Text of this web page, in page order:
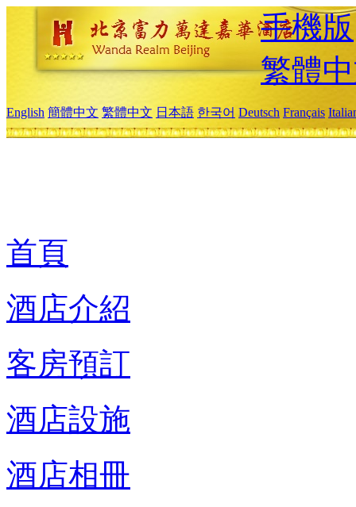
手機版
繁體
English 簡體中文 繁體中文 日本語 한국어 Deutsch Français
首頁
酒店介紹
客房預訂
酒店設施
酒店相冊